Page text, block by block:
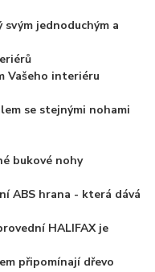
jednoduchým a
Vašeho interiéru
se stejnými nohami
bukové nohy
ABS hrana - která dává
HALIFAX je
připomínají dřevo